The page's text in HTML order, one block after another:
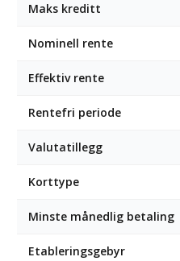
Maks kreditt
Nominell rente
Effektiv rente
Rentefri periode
Valutatillegg
Korttype
Minste månedlig betaling
Etableringsgebyr